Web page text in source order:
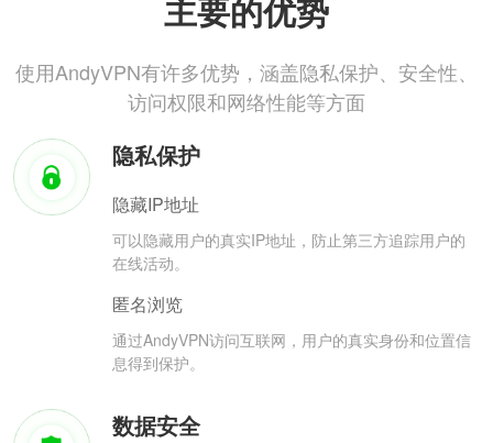
主要的优势
使用AndyVPN有许多优势，涵盖隐私保护、安全性、
访问权限和网络性能等方面
隐私保护
隐藏IP地址
可以隐藏用户的真实IP地址，防止第三方追踪用户的
在线活动。
匿名浏览
通过AndyVPN访问互联网，用户的真实身份和位置信
息得到保护。
数据安全